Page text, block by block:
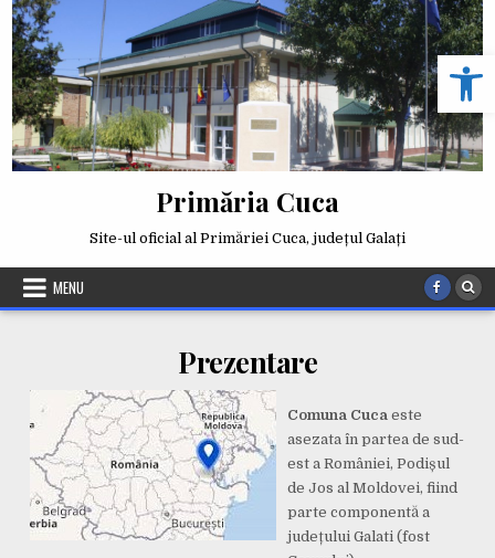
Skip
to
content
Primăria Cuca
Site-ul oficial al Primăriei Cuca, județul Galați
MENU
Prezentare
Comuna Cuca este
asezata în partea de sud-
est a României, Podișul
de Jos al Moldovei, fiind
parte componentă a
județului Galati (fost